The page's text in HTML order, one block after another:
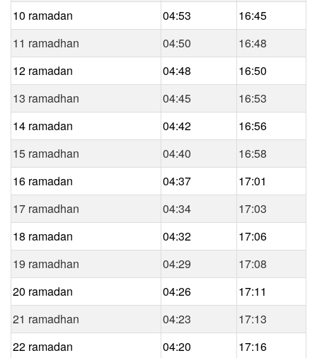
10 ramadan
04:53
16:45
11 ramadhan
04:50
16:48
12 ramadan
04:48
16:50
13 ramadhan
04:45
16:53
14 ramadan
04:42
16:56
15 ramadhan
04:40
16:58
16 ramadan
04:37
17:01
17 ramadhan
04:34
17:03
18 ramadan
04:32
17:06
19 ramadhan
04:29
17:08
20 ramadan
04:26
17:11
21 ramadhan
04:23
17:13
22 ramadan
04:20
17:16